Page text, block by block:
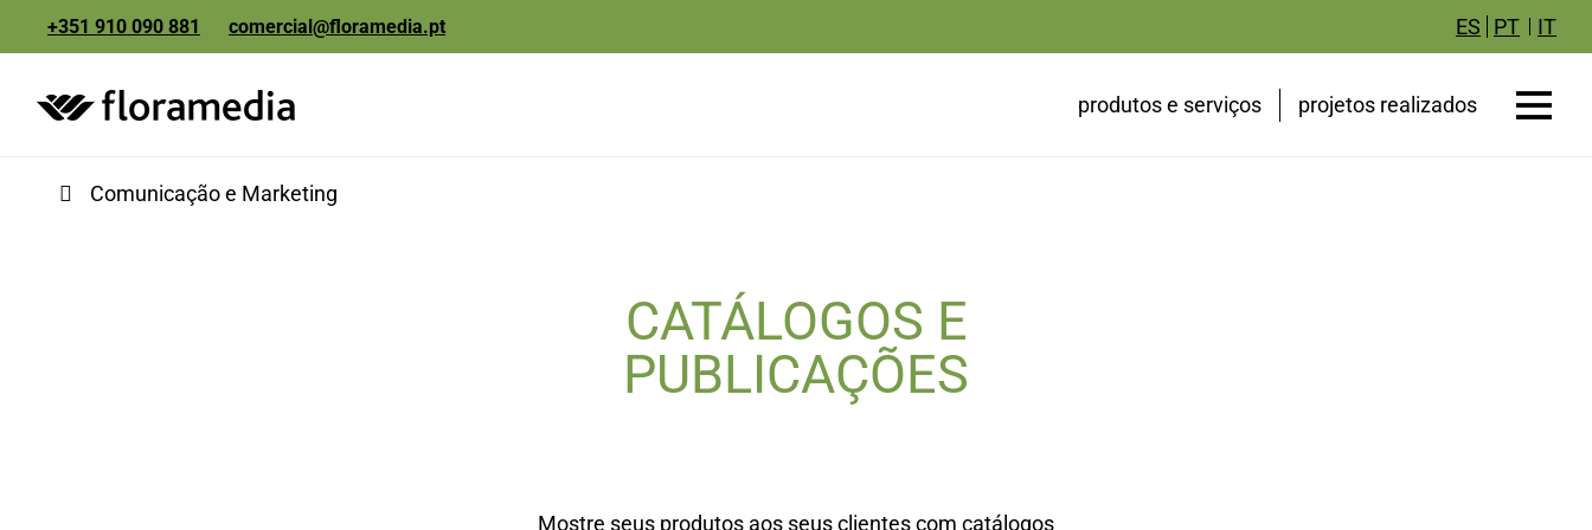
+351 910 090 881 comercial@floramedia.pt ES PT IT
produtos e serviços projetos realizados
Comunicação e Marketing
CATÁLOGOS E
PUBLICAÇÕES
Mostre seus produtos aos seus clientes com catálogos
packaging